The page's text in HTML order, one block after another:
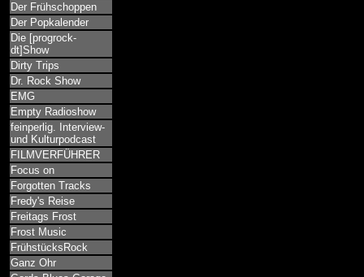
Der Frühschoppen
Der Popkalender
Die [progrock-
dt]Show
Dirty Trips
Dr. Rock Show
EMG
Empty Radioshow
feinperlig. Interview-
und Kulturpodcast
FILMVERFÜHRER
Focus on
Forgotten Tracks
Fredy's Reise
Freitags Frost
Frost Music
FrühstücksRock
Ganz Ohr